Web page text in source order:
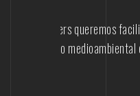
Con Emoobers queremos
bajo impacto